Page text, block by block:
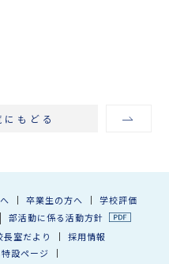
もどる
卒業生の方へ
学校評価
部活動に係る活動方針
長室だより
採用情報
設ページ